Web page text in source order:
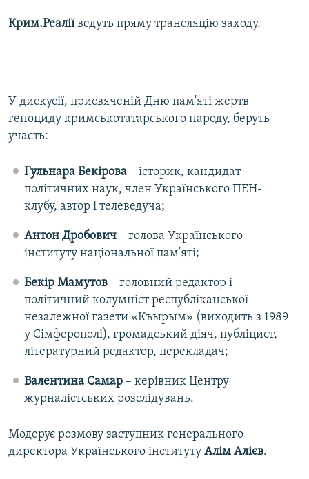
Русский
Крим.Реаліїведуть пряму трансляцію заходу.
У дискусії, присвяченій Дню пам'яті жертв
геноциду кримськотатарського народу, беруть
участь:
Гульнара Бекірова– історик, кандидат
політичних наук, член Українського ПЕН-
клубу, автор і телеведуча;
Антон Дробович– голова Українського
інституту національної пам'яті;
Бекір Мамутов– головний редактор і
політичний колумніст республіканської
незалежної газети «Къырым» (виходить з 1989
у Сімферополі), громадський діяч, публіцист,
літературний редактор, перекладач;
Валентина Самар– керівник Центру
журналістських розслідувань.
Модерує розмову заступник генерального
директора Українського інституту Алім Алієв.